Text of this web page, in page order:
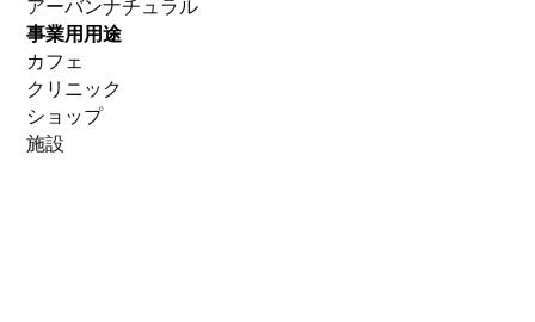
アーバンナチュラル
事業用用途
カフェ
クリニック
ショップ
施設